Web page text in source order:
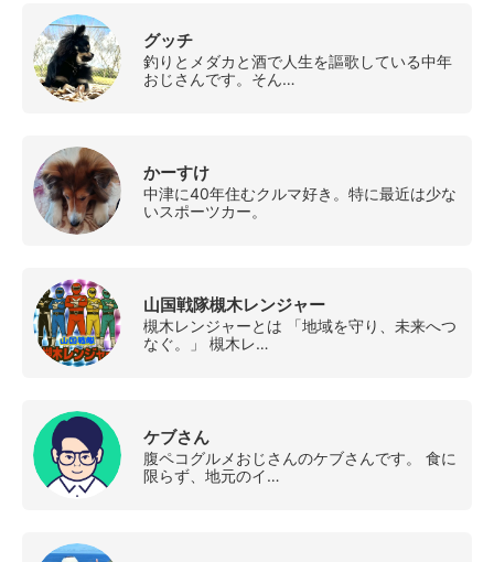
グッチ
釣りとメダカと酒で人生を謳歌している中年
おじさんです。そん…
かーすけ
中津に40年住むクルマ好き。特に最近は少な
いスポーツカー。
山国戦隊槻木レンジャー
槻木レンジャーとは 「地域を守り、未来へつ
なぐ。」 槻木レ…
ケブさん
腹ペコグルメおじさんのケブさんです。 食に
限らず、地元のイ…